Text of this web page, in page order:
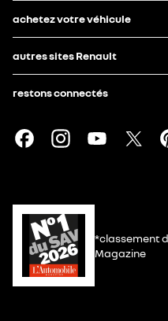
achetez votre véhicule
autres sites Renault
restons connectés
*classement
Magazine